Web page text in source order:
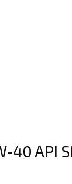
40 API